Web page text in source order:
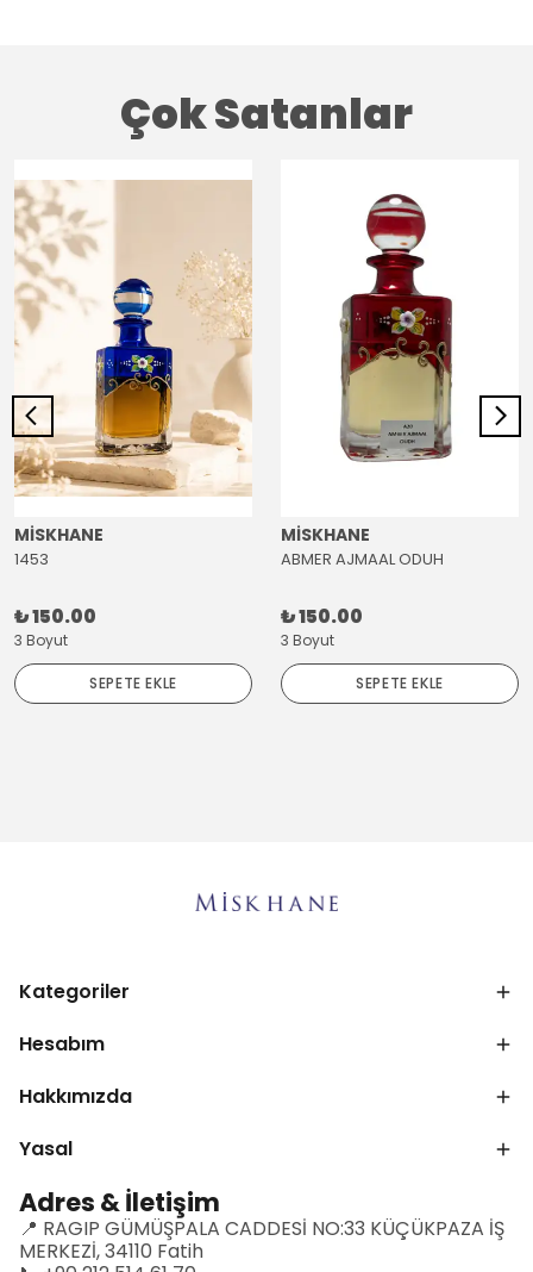
Çok Satanlar
MİSKHANE
1453
₺ 150.00
3 Boyut
SEPETE EKLE
MİSKHANE
ABMER AJMAAL ODUH
₺ 150.00
3 Boyut
SEPETE EKLE
Kategoriler
Hesabım
Hakkımızda
Yasal
Adres & İletişim
📍 RAGIP GÜMÜŞPALA CADDESİ NO:33 KÜÇÜKPAZA İŞ
MERKEZİ, 34110 Fatih